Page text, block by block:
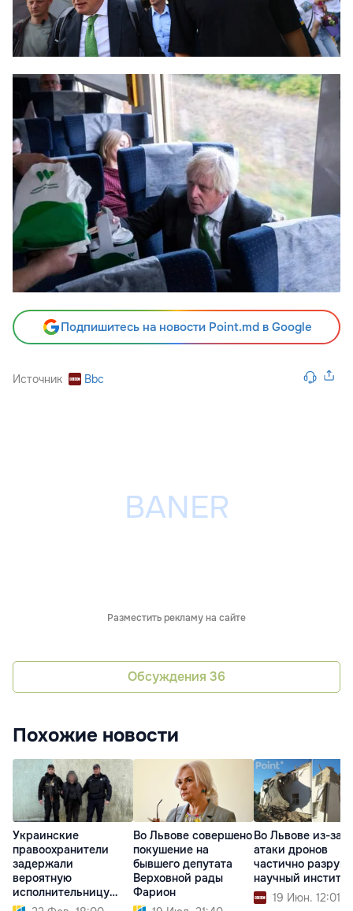
Подпишитесь на новости Point.md в Google
Источник Bbc
Разместить рекламу на сайте
Обсуждения 36
Похожие новости
Украинские
правоохранители
задержали
вероятную
исполнительницу
теракта во Львове
Во Львове совершено
покушение на
бывшего депутата
Верховной рады
Фарион
Во Львове из-за
атаки дронов
частично
научный институт
19 Июн. 12:01